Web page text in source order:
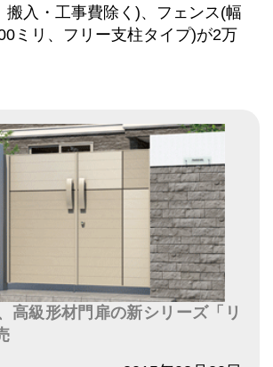
搬入・工事費除く)、フェンス(幅
ミリ、フリー支柱タイプ)が2万
高級形材門扉の新シリーズ「リ